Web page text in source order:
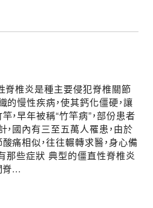
脊椎炎是種主要侵犯脊椎關節
的慢性疾病，使其鈣化僵硬，讓
，早年被稱“竹竿病”，部份患者
，國內有三至五萬人罹患，由於
痛相似，往往輾轉求醫，身心備
那些症狀 典型的僵直性脊椎炎
脊...